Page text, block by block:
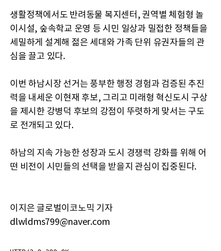
생활정책에서도 반려동물 복지센터, 권역별 체험형 놀
이시설, 숲속학교 운영 등 시민 일상과 밀접한 정책들을
세밀하게 설계해 젊은 세대와 가족 단위 유권자들의 관
심을 끌고 있다.
이번 하남시장 선거는 풍부한 행정 경험과 검증된 추진
력을 내세운 이현재 후보, 그리고 미래형 혁신도시 구상
을 제시한 강병덕 후보의 강점이 뚜렷하게 맞서는 구도
로 전개되고 있다.
하남의 지속 가능한 성장과 도시 경쟁력 강화를 위해 어
떤 비전이 시민들의 선택을 받을지 관심이 집중된다.
이지은 글로벌이코노믹 기자
dlwldms799@naver.com